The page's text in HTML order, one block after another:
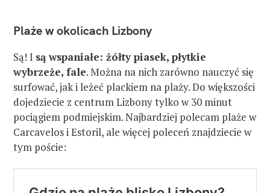
Plaże w okolicach Lizbony
Są! I są wspaniałe: żółty piasek, płytkie
wybrzeże, fale. Można na nich zarówno nauczyć się
surfować, jak i leżeć plackiem na plaży. Do większości
dojedziecie z centrum Lizbony tylko w 30 minut
pociągiem podmiejskim. Najbardziej polecam plaże w
Carcavelos i Estoril, ale więcej poleceń znajdziecie w
tym poście: